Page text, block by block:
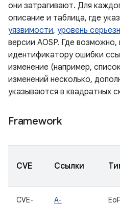
они затрагивают. Для
описание и таблица, где
уязвимости, уровень
версии AOSP. Где
идентификатору ошибки
изменение (например,
изменений несколько,
указываются в квадратных
Framework
CVE Ссылки
CVE-
A-